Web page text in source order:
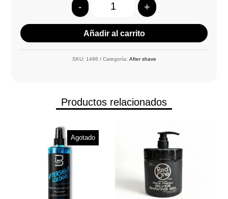
Quantity
- +
Añadir al carrito
SKU: 1496 Categoría: After shave
Productos relacionados
Agotado